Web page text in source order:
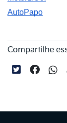
AutoPapo
Compartilhe